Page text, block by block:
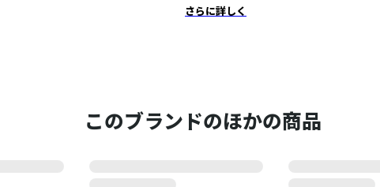
さらに詳しく
このブランドのほかの商品